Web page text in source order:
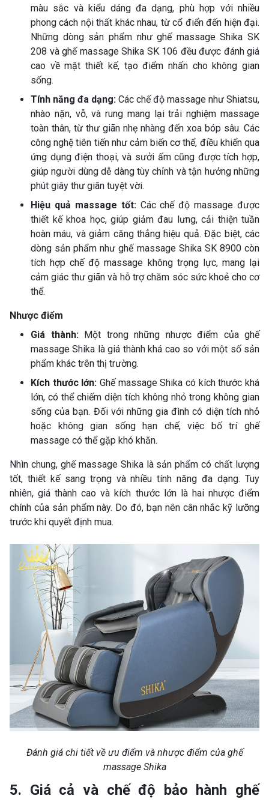
màu sắc và kiểu dáng đa dạng, phù hợp với nhiều
phong cách nội thất khác nhau, từ cổ điển đến hiện đại.
Những dòng sản phẩm như ghế massage Shika SK
208 và ghế massage Shika SK 106 đều được đánh giá
cao về mặt thiết kế, tạo điểm nhấn cho không gian
sống.
Tính năng đa dạng: Các chế độ massage như Shiatsu,
nhào nặn, vỗ, và rung mang lại trải nghiệm massage
toàn thân, từ thư giãn nhẹ nhàng đến xoa bóp sâu. Các
công nghệ tiên tiến như cảm biến cơ thể, điều khiển qua
ứng dụng điện thoại, và sưởi ấm cũng được tích hợp,
giúp người dùng dễ dàng tùy chỉnh và tận hưởng những
phút giây thư giãn tuyệt vời.
Hiệu quả massage tốt: Các chế độ massage được
thiết kế khoa học, giúp giảm đau lưng, cải thiện tuần
hoàn máu, và giảm căng thẳng hiệu quả. Đặc biệt, các
dòng sản phẩm như ghế massage Shika SK 8900 còn
tích hợp chế độ massage không trọng lực, mang lại
cảm giác thư giãn và hỗ trợ chăm sóc sức khoẻ cho cơ
thể.
Nhược điểm
Giá thành: Một trong những nhược điểm của ghế
massage Shika là giá thành khá cao so với một số sản
phẩm khác trên thị trường.
Kích thước lớn: Ghế massage Shika có kích thước khá
lớn, có thể chiếm diện tích không nhỏ trong không gian
sống của bạn. Đối với những gia đình có diện tích nhỏ
hoặc không gian sống hạn chế, việc bố trí ghế
massage có thể gặp khó khăn.
Nhìn chung, ghế massage Shika là sản phẩm có chất lượng
tốt, thiết kế sang trọng và nhiều tính năng đa dạng. Tuy
nhiên, giá thành cao và kích thước lớn là hai nhược điểm
chính của sản phẩm này. Do đó, bạn nên cân nhắc kỹ lưỡng
trước khi quyết định mua.
Đánh giá chi tiết về ưu điểm và nhược điểm của ghế
massage Shika
5. Giá cả và chế độ bảo hành ghế